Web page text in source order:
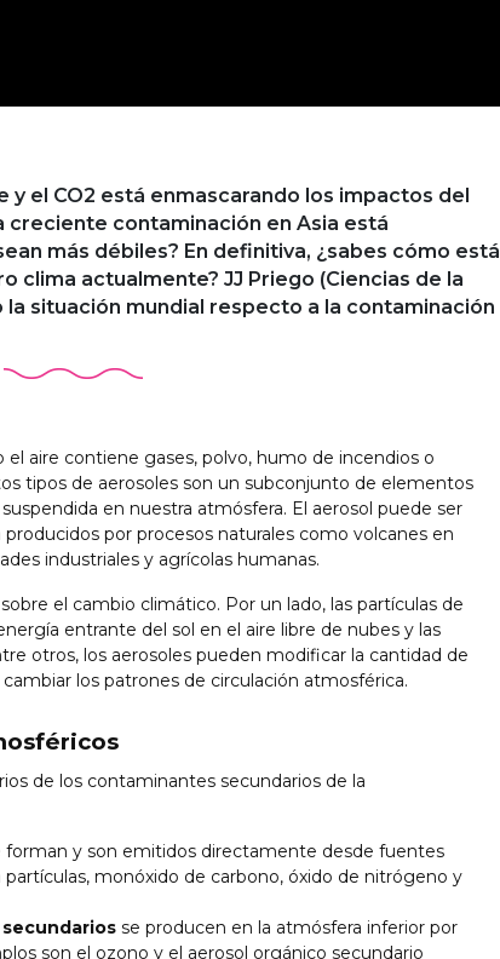
y el CO2 está enmascarando los impactos del
creciente contaminación en Asia está
más débiles? En definitiva, ¿sabes cómo está
clima actualmente? JJ Priego (Ciencias de la
situación mundial respecto a la contaminación
aire contiene gases, polvo, humo de incendios o
tipos de aerosoles son un subconjunto de elementos
en nuestra atmósfera. El aerosol puede ser
por procesos naturales como volcanes en
industriales y agrícolas humanas.
el cambio climático. Por un lado, las partículas de
entrante del sol en el aire libre de nubes y las
otros, los aerosoles pueden modificar la cantidad de
los patrones de circulación atmosférica.
de los contaminantes secundarios de la
forman y son emitidos directamente desde fuentes
monóxido de carbono, óxido de nitrógeno y
se producen en la atmósfera inferior por
son el ozono y el aerosol orgánico secundario